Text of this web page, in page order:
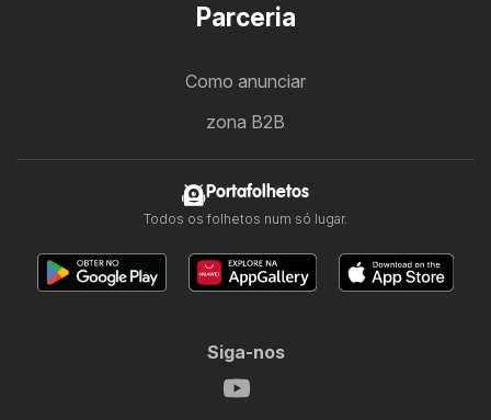
Parceria
Como anunciar
zona B2B
Portafolhetos
Todos os folhetos num só lugar.
Siga-nos